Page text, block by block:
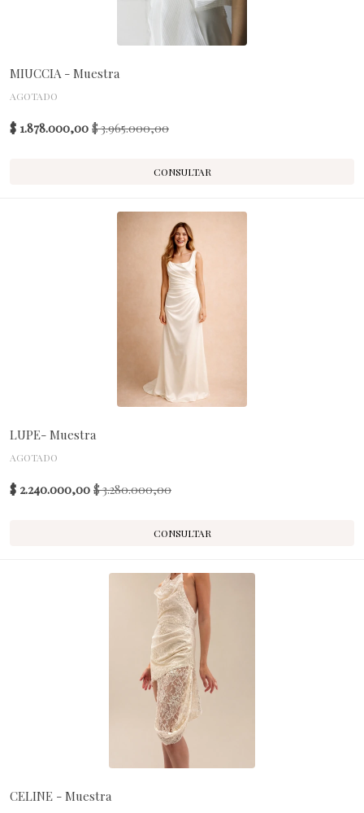
MIUCCIA - Muestra
AGOTADO
$ 1.878.000,00 $ 3.965.000,00
CONSULTAR
LUPE- Muestra
AGOTADO
$ 2.240.000,00 $ 3.280.000,00
CONSULTAR
CELINE - Muestra